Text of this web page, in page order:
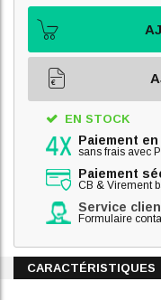
EN STOCK
Paiement en
sans frais avec
Paiement
CB & Virement
Service
Formulaire
CARACTÉRISTIQUES